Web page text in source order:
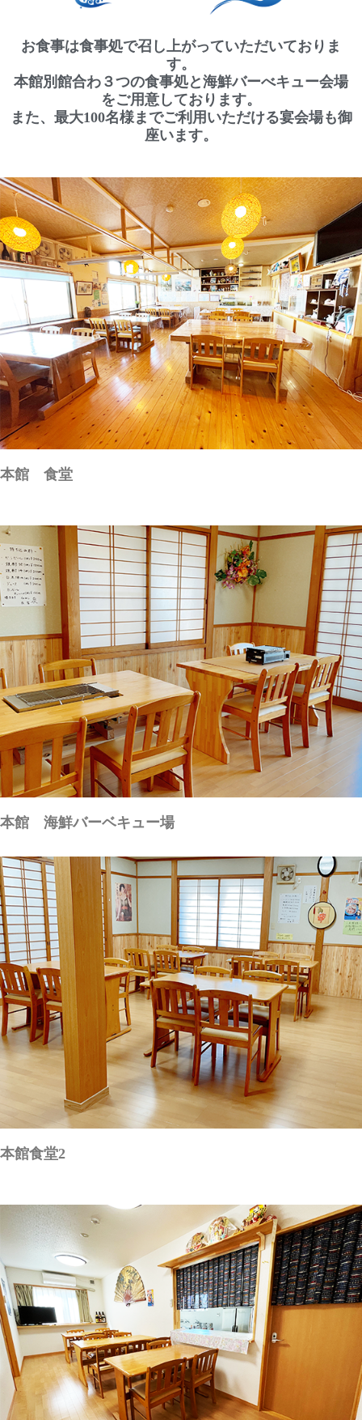
お食事は食事処で召し上がっていただいておりま
す。
本館別館合わ３つの食事処と海鮮バーべキュー会場
をご用意しております。
また、最大100名様までご利用いただける宴会場も御
座います。
本館 食堂
本館 海鮮バーベキュー場
本館食堂2